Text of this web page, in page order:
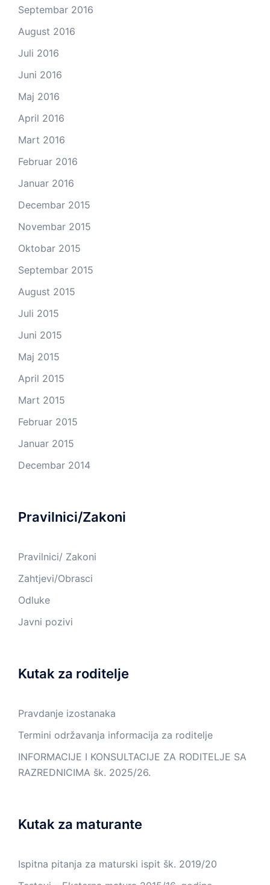
Septembar 2016
August 2016
Juli 2016
Juni 2016
Maj 2016
April 2016
Mart 2016
Februar 2016
Januar 2016
Decembar 2015
Novembar 2015
Oktobar 2015
Septembar 2015
August 2015
Juli 2015
Juni 2015
Maj 2015
April 2015
Mart 2015
Februar 2015
Januar 2015
Decembar 2014
Pravilnici/Zakoni
Pravilnici/ Zakoni
Zahtjevi/Obrasci
Odluke
Javni pozivi
Kutak za roditelje
Pravdanje izostanaka
Termini održavanja informacija za roditelje
INFORMACIJE I KONSULTACIJE ZA RODITELJE SA
RAZREDNICIMA šk. 2025/26.
Kutak za maturante
Ispitna pitanja za maturski ispit šk. 2019/20